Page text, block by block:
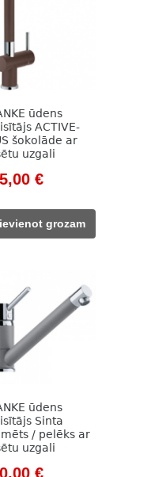
ūdens
ACTIVE-
šokolāde ar
uzgali
€.
€Current
175,00 €.
grozam
ūdens
Sinta
/ pelēks ar
uzgali
€Current